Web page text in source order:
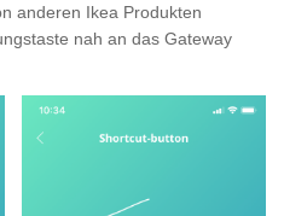
anderen Ikea Produkten
nah an das Gateway